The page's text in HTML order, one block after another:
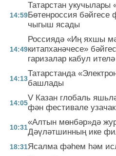
14:59
Татарстан укучылары
Бөтенроссия
чыгыш ясады
14:49
Россиядә «Иң яхшы
китапханәчесе»
гаризалар кабул ителә
14:13
Татарстанда
башлады
14:05
V Казан глобаль
фән фестивале узачак
10:31
«Алтын мөнбәр»дә
Дәүләтшинның ике
18:31Ясалма фәһем һәм